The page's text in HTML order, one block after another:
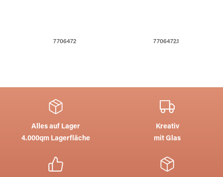
7706472 7706472.1
Alles auf Lager
4.000qm Lagerfläche
Kreativ
mit Glas